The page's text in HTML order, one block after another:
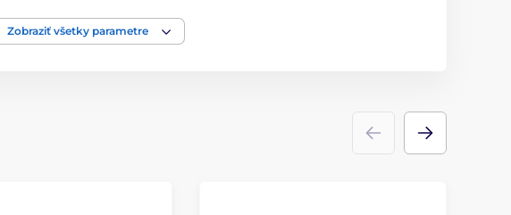
Výška cm
Zobraziť všetky parametre